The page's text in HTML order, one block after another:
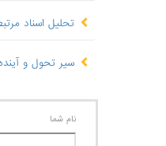
تحلیل اسناد
سیر تحول و
نام شما